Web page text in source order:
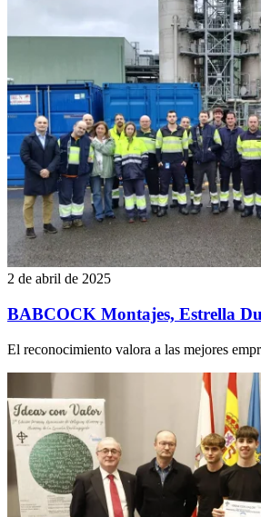
2 de abril de 2025
BABCOCK Montajes, Estrella
El reconocimiento valora a las mejores